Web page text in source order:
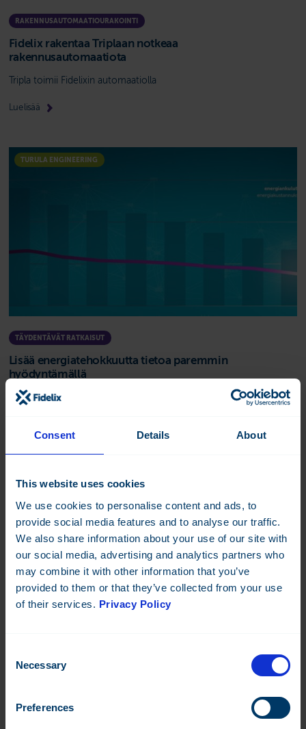
Consent Details About
This website uses cookies
We use cookies to personalise content and ads, to
provide social media features and to analyse our traffic.
We also share information about your use of our site with
our social media, advertising and analytics partners who
may combine it with other information that you’ve
provided to them or that they’ve collected from your use
of their services. Privacy Policy
Selection
Necessary
Preferences
RAKENNUSAUTOMAATIOURAKOINTI
Fidelix rakentaa Triplaan notkeaa
rakennusautomaatiota
Tripla toimii Fidelixin automaatiolla
Lue lisää
TURULA ENGINEERING
TÄYDENTÄVÄT RATKAISUT
Lisää energiatehokkuutta tietoa paremmin
hyödyntämällä
Taloteknisen datan analysointi ja optimointi
Rakennusautomaatiosaneeraus auttaa pienentämään
Kulujen ja hiilijalanjäljen pienentämisprojekti